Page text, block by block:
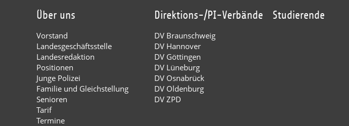
Über uns
Vorstand
Landesgeschäftsstelle
Landesredaktion
Positionen
Junge Polizei
Familie und Gleichstellung
Senioren
Tarif
Termine
Direktions-/PI-Verbände
DV Braunschweig
DV Hannover
DV Göttingen
DV Lüneburg
DV Osnabrück
DV Oldenburg
DV ZPD
Studierende